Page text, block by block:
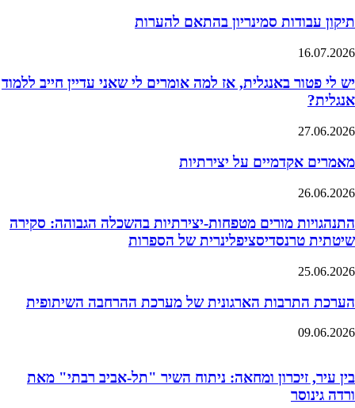
תיקון עבודות סמינריון בהתאם להערות
16.07.2026
יש לי פטור באנגלית, אז למה אומרים לי שאני עדיין חייב ללמוד
אנגלית?
27.06.2026
מאמרים אקדמיים על יצירתיות
26.06.2026
התנהגויות מורים מטפחות-יצירתיות בהשכלה הגבוהה: סקירה
שיטתית טרנסדיסציפלינרית של הספרות
25.06.2026
הערכת התרבות הארגונית של מערכת ההרחבה השיתופית
09.06.2026
בין עיר, זיכרון ומחאה: ניתוח השיר "תל-אביב רבתי" מאת
ורדה גינוסר